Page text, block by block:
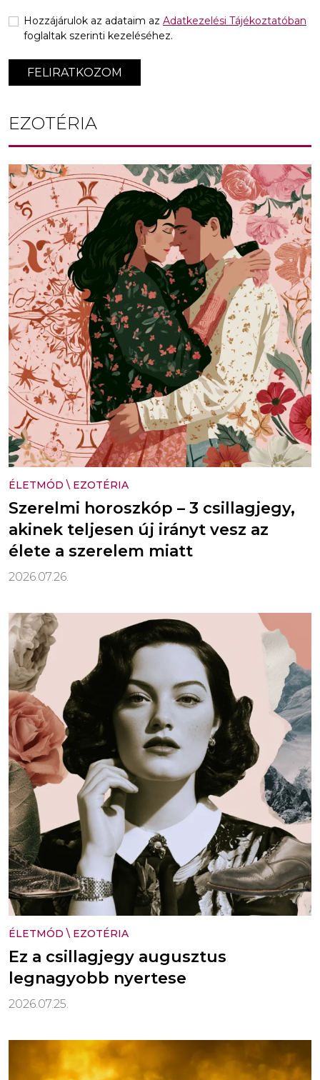
FELIRATKOZOM
Hozzájárulok az adataim az Adatkezelési Tájékoztatóban
foglaltak szerinti kezeléséhez.
EZOTÉRIA
ÉLETMÓD \ EZOTÉRIA
Szerelmi horoszkóp – 3 csillagjegy,
akinek teljesen új irányt vesz az
élete a szerelem miatt
2026.07.26.
ÉLETMÓD \ EZOTÉRIA
Ez a csillagjegy augusztus
legnagyobb nyertese
2026.07.25.